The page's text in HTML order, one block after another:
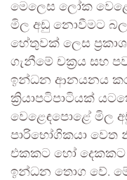
මෙලෙස ලෝක
මිල අඩු නොවීමට
හේතුවක් ලෙස
ගැනීමේ චක්‍රය සහ
ඉන්ධන ආනයනය
ක්‍රියාපටිපාටියක්
වෙළෙඳපොළේ මිල
පාරිභෝගිකයා
එකකට හෝ දෙකකට
ඉන්ධන තොග වේ.